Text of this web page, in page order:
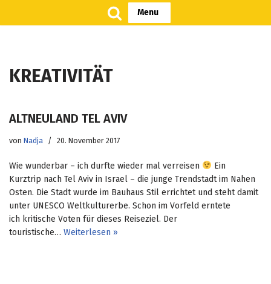
Menu
KREATIVITÄT
ALTNEULAND TEL AVIV
von Nadja 20. November 2017
Wie wunderbar – ich durfte wieder mal verreisen
Ein
Kurztrip nach Tel Aviv in Israel – die junge Trendstadt im Nahen
Osten. Die Stadt wurde im Bauhaus Stil errichtet und steht damit
unter UNESCO Weltkulturerbe. Schon im Vorfeld erntete
ich kritische Voten für dieses Reiseziel. Der
touristische… Weiterlesen »